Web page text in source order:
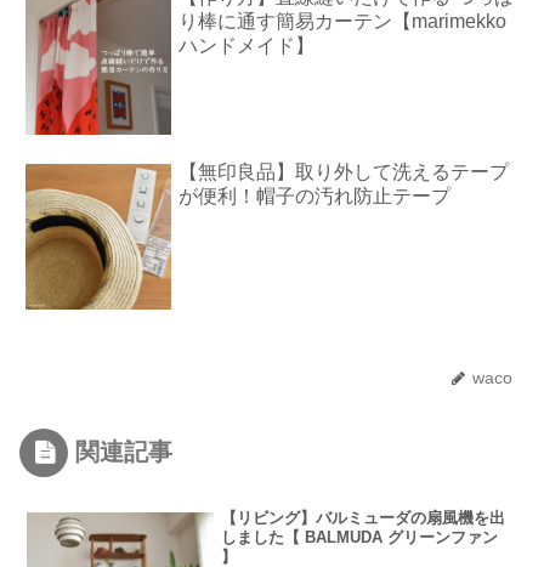
り棒に通す簡易カーテン【marimekko
ハンドメイド】
【無印良品】取り外して洗えるテープ
が便利！帽子の汚れ防止テープ
waco
関連記事
【リビング】バルミューダの扇風機を出
しました【 BALMUDA グリーンファン
】